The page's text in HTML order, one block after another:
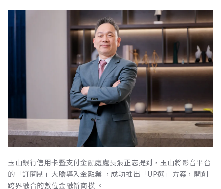
玉山銀行信用卡暨支付金融處處長張正志提到，玉山將影音平台
的「訂閱制」大膽導入金融業 ，成功推出「UP選」方案，開創
跨界融合的數位金融新商模 。